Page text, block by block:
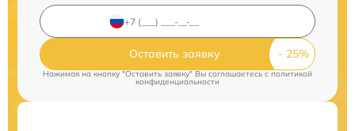
Оставить заявку
Нажимая на кнопку "Оставить заявку" Вы соглашаетесь cполитикой
конфиденциальности